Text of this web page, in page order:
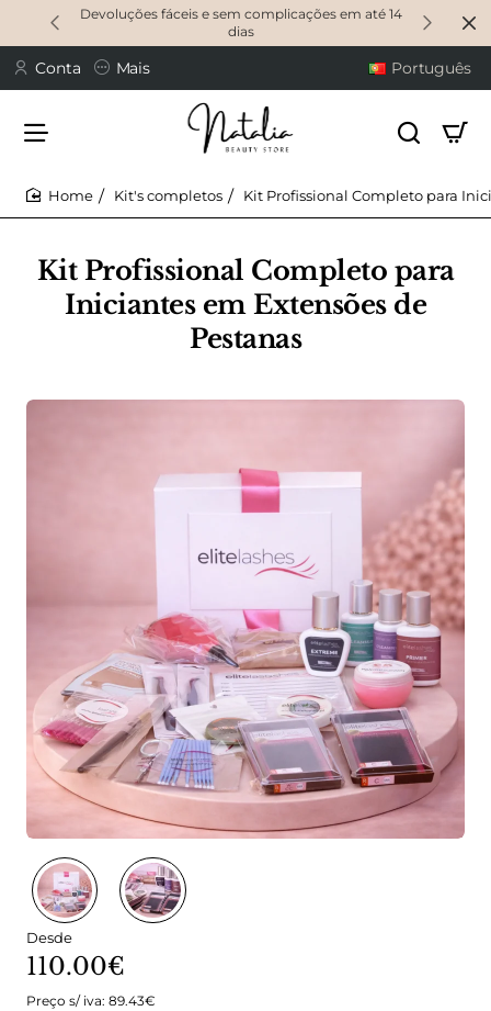
Devoluções fáceis e sem complicações em até 14
dias
Conta Mais Português
Kit Profissional Completo para
Iniciantes em Extensões de
Pestanas
Kit's completos Kit Profissional Completo para
Desde
110.00€
Preço s/ iva: 89.43€